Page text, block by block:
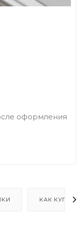
оформления
КАК КУПИТЬ